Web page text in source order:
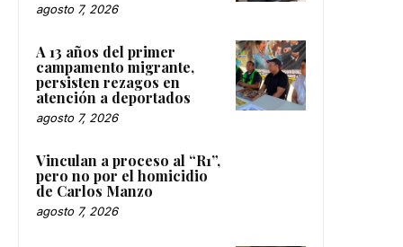
agosto 7, 2026
A 13 años del primer
campamento migrante,
persisten rezagos en
atención a deportados
agosto 7, 2026
Vinculan a proceso al “R1”,
pero no por el homicidio
de Carlos Manzo
agosto 7, 2026